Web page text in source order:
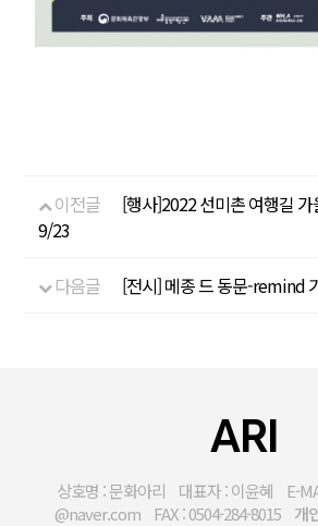
이전글
[행사]2022 선미촌 여행길
9/23
다음글 [전시] 메종 드 동문-remind
ARI
상호명 : 문화아리 대표자 : 이윤혜 E-
@naver.com FAX : 0504-284-8015 개